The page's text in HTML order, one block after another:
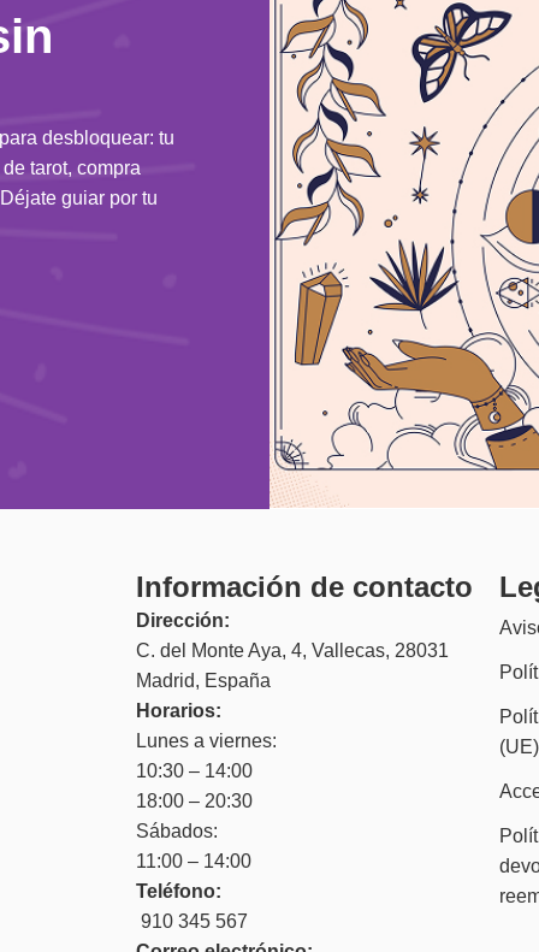
desbloquear: tu
tarot, compra
guiar por tu
Información de contacto
Dirección:
C. del Monte Aya, 4, Vallecas, 28031
Madrid, España
Horarios:
Lunes a viernes:
10:30 – 14:00
18:00 – 20:30
Sábados:
11:00 – 14:00
Teléfono:
910 345 567
(UE)